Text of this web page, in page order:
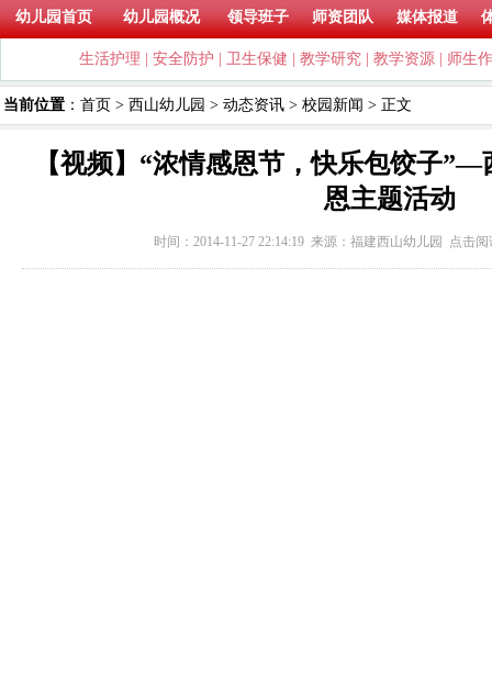
幼儿园首页 幼儿园概况 领导班子 师资团队 媒体报道
生活护理 安全防护 卫生保健 教学研究 教学资源 师生
当前位置 ： 首页 > 西山幼儿园 > 动态资讯 > 校园新闻 > 正文
【视频】“浓情感恩节，快乐包饺子
恩主题活动
时间：2014-11-27 22:14:19 来源： 福建西山幼儿园 点击阅